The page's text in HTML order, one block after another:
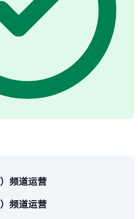
频道运营
频道运营